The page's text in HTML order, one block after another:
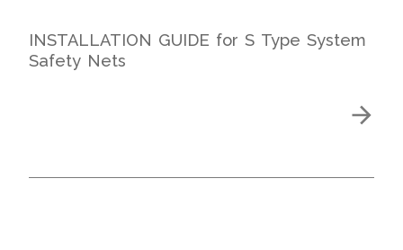
INSTALLATION GUIDE for S Type System
Safety Nets